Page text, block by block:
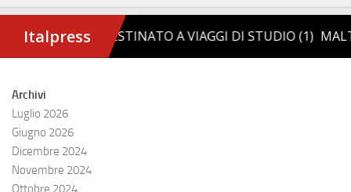
Archivi
Luglio 2026
Giugno 2026
Dicembre 2024
Novembre 2024
Ottobre 2024